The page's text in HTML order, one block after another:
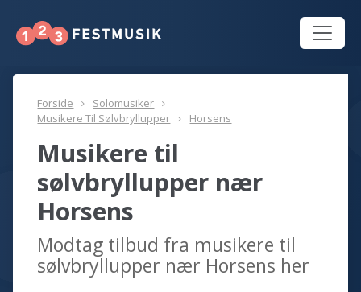
Forside
Solomusiker
Musikere Til Sølvbryllupper
Horsens
Musikere til
sølvbryllupper nær
Horsens
Modtag tilbud fra musikere til
sølvbryllupper nær Horsens her